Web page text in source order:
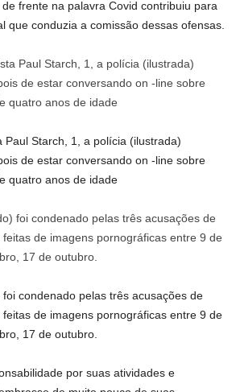
de frente na palavra Covid contribuiu para
que conduzia a comissão dessas ofensas.
Paul Starch, 1, a polícia (ilustrada)
de estar conversando on -line sobre
quatro anos de idade
condenado pelas três acusações de
de imagens pornográficas entre 9 de
17 de outubro.
por suas atividades e